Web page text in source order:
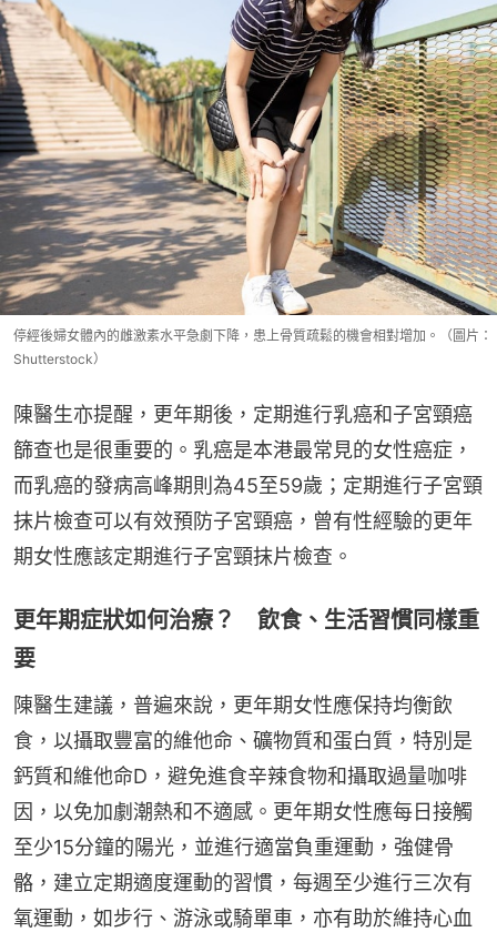
停經後婦女體內的雌激素水平急劇下降，患上骨質疏鬆的機會相對增加。（圖片：
Shutterstock）
陳醫生亦提醒，更年期後，定期進行乳癌和子宮頸癌
篩查也是很重要的。乳癌是本港最常見的女性癌症，
而乳癌的發病高峰期則為45至59歲；定期進行子宮頸
抹片檢查可以有效預防子宮頸癌，曾有性經驗的更年
期女性應該定期進行子宮頸抹片檢查。
更年期症狀如何治療？ 飲食、生活習慣同樣重
要
陳醫生建議，普遍來說，更年期女性應保持均衡飲
食，以攝取豐富的維他命、礦物質和蛋白質，特別是
鈣質和維他命D，避免進食辛辣食物和攝取過量咖啡
因，以免加劇潮熱和不適感。更年期女性應每日接觸
至少15分鐘的陽光，並進行適當負重運動，強健骨
骼，建立定期適度運動的習慣，每週至少進行三次有
氧運動，如步行、游泳或騎單車，亦有助於維持心血